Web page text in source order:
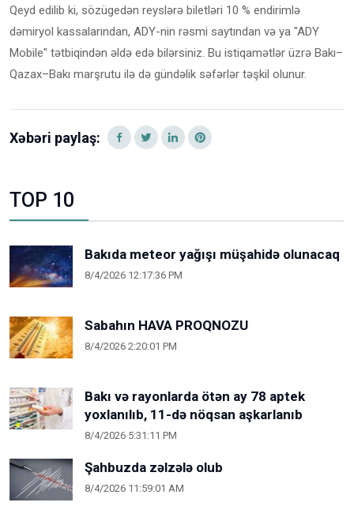
Qeyd edilib ki, sözügedən reyslərə biletləri 10 % endirimlə
dəmiryol kassalarından, ADY-nin rəsmi saytından və ya "ADY
Mobile" tətbiqindən əldə edə bilərsiniz. Bu istiqamətlər üzrə Bakı–
Qazax–Bakı marşrutu ilə də gündəlik səfərlər təşkil olunur.
Xəbəri paylaş:
TOP 10
Bakıda meteor yağışı müşahidə olunacaq
8/4/2026 12:17:36 PM
Sabahın HAVA PROQNOZU
8/4/2026 2:20:01 PM
Bakı və rayonlarda ötən ay 78 aptek
yoxlanılıb, 11-də nöqsan aşkarlanıb
8/4/2026 5:31:11 PM
Şahbuzda zəlzələ olub
8/4/2026 11:59:01 AM